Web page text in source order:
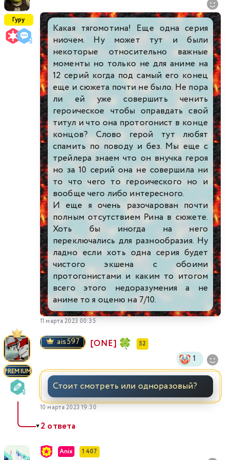
Гуру
Какая тягомотина! Еще одна серия
ниочем. Ну может тут и были
некоторые относительно важные
моменты но только не для аниме на
12 серий когда под самый его конец
еще и сюжета почти не было. Не пора
ли ей уже совершить ченить
героическое чтобы оправдать свой
титул и что она протогонист в конце
концов? Слово герой тут любят
спамить по поводу и без. Мы еще с
трейлера знаем что он внучка героя
но за 10 серий она не совершила ни
то что чего то героического но и
вообще чего либо интересного.
И еще я очень разочарован почти
полным отсутствием Рина в сюжете.
Хоть бы иногда на него
переключались для разнообразия. Ну
ладно если хоть одна серия будет
чистого экшена с обоими
протогонистами и каким то итогом
всего этого недоразумения а не
аниме то я оценю на 7/10.
11 марта 2023 00:35
PREMIUM
ais597 [ONE] 52
1
Стоит смотреть или одноразовый?
10 марта 2023 19:30
▼2 ответа
Anix 1 407